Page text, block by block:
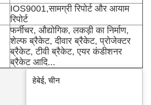
IOS9001,सामग्री रिपोर्ट और आयाम
रिपोर्ट
फर्नीचर, औद्योगिक, लकड़ी का निर्माण,
शेल्फ ब्रैकेट, दीवार ब्रैकेट, प्रोजेक्टर
ब्रैकेट, टीवी ब्रैकेट, एयर कंडीशनर
ब्रैकेट आदि...
हेबेई, चीन